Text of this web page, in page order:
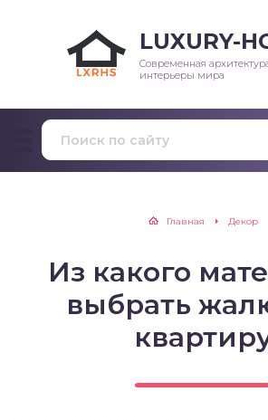
LUXURY-
Современная
интерьеры мира
Главная Декор
Из какого
выбрать